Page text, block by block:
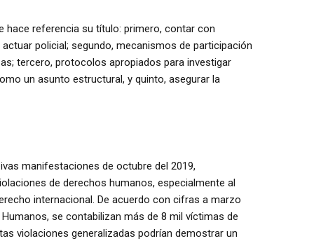
hace referencia su título: primero, contar con
policial; segundo, mecanismos de participación
tercero, protocolos apropiados para investigar
un asunto estructural, y quinto, asegurar la
manifestaciones de octubre del 2019,
de derechos humanos, especialmente al
internacional. De acuerdo con cifras a marzo
se contabilizan más de 8 mil víctimas de
violaciones generalizadas podrían demostrar un